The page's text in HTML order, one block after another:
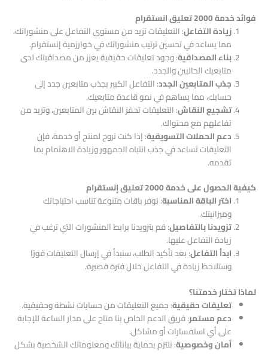
فوائد خدمة 2000 تعليق انستقرام
زيادة التفاعل: التعليقات تزيد من مستوى التفاعل على منشوراتك،
مما يساعد في تحسين ترتيب منشوراتك في خوارزمية إنستقرام.
بناء المصداقية: وجود تعليقات حقيقية يعزز من مصداقيتك لدى
متابعيك الحاليين والجدد.
جذب المتابعين الجدد: التفاعل الكبير يجذب متابعين جدد إلى
حسابك، مما يساهم في نمو قاعدة متابعيك.
تشجيع النقاش: التعليقات تحفز النقاش بين المتابعين، وتزيد من
تفاعلهم مع محتواك.
دعم الحملات التسويقية: إذا كنت تروج لمنتج أو خدمة، فإن
التعليقات تساعد في جذب انتباه الجمهور وزيادة الاهتمام بما
تقدمه.
كيفية الحصول على خدمة 2000 تعليق إنستقرام
اختر الباقة المناسبة: نوفر باقات متنوعة تناسب احتياجاتك
وميزانيتك.
تزويدنا بالتفاصيل: قم بتزويدنا برابط المنشورات التي ترغب في
زيادة التفاعل عليها.
ابدأ التفاعل: بعد تأكيد الطلب، سنبدأ في إرسال التعليقات فورًا
وستلاحظ زيادة في التفاعل خلال فترة قصيرة.
لماذا تختار خدمتنا؟
تعليقات حقيقية: جميع التعليقات من حسابات نشطة وحقيقية.
دعم مستمر: فريق الدعم الخاص بنا متاح على مدار الساعة للإجابة
على أي استفسارات أو مشاكل.
أمان وخصوصية: نلتزم بحماية بياناتك ومعلوماتك الشخصية بشكل